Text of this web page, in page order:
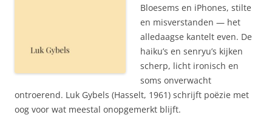
Bloesems en iPhones, stilte
en misverstanden — het
alledaagse kantelt even. De
haiku’s en senryu’s kijken
scherp, licht ironisch en
soms onverwacht
ontroerend. Luk Gybels (Hasselt, 1961) schrijft poëzie met
oog voor wat meestal onopgemerkt blijft.